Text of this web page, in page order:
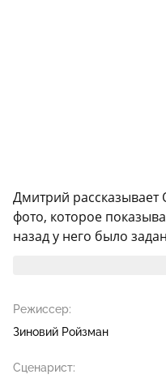
Дмитрий рассказывает
фото, которое
назад у него было
Режиссер:
Зиновий Ройзман
Сценарист: